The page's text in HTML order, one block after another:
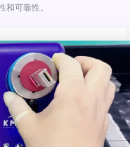
和可靠性。